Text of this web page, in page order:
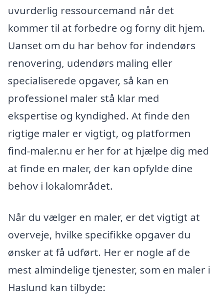
uvurderlig ressourcemand når det
kommer til at forbedre og forny dit hjem.
Uanset om du har behov for indendørs
renovering, udendørs maling eller
specialiserede opgaver, så kan en
professionel maler stå klar med
ekspertise og kyndighed. At finde den
rigtige maler er vigtigt, og platformen
find-maler.nu er her for at hjælpe dig med
at finde en maler, der kan opfylde dine
behov i lokalområdet.
Når du vælger en maler, er det vigtigt at
overveje, hvilke specifikke opgaver du
ønsker at få udført. Her er nogle af de
mest almindelige tjenester, som en maler i
Haslund kan tilbyde: